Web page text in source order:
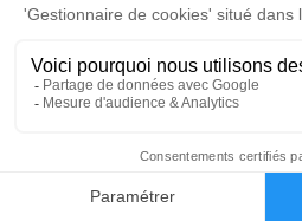
Faire-part
Cérémonie civile
Crématorium Municipal
105, Rue du Cavou